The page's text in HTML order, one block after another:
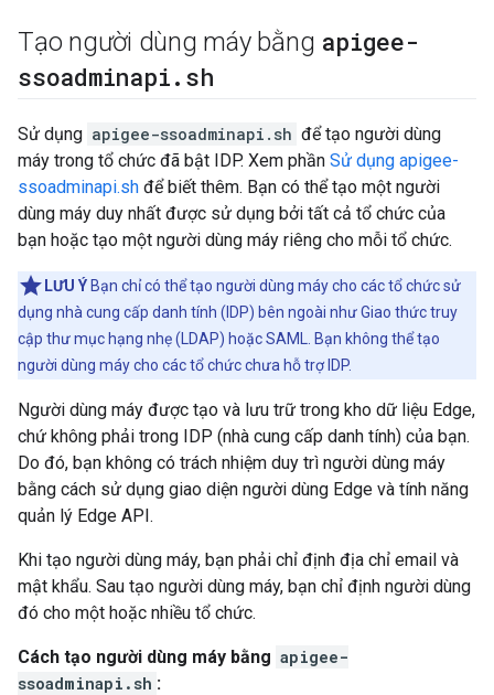
Tạo người dùng máy bằng apigee-
ssoadminapi. sh
Sử dụng apigee-ssoadminapi.sh để tạo người dùng
máy trong tổ chức đã bật IDP. Xem phần Sử dụng apigee-
ssoadminapi.sh để biết thêm. Bạn có thể tạo một người
dùng máy duy nhất được sử dụng bởi tất cả tổ chức của
bạn hoặc tạo một người dùng máy riêng cho mỗi tổ chức.
LƯU Ý Bạn chỉ có thể tạo người dùng máy cho các tổ chức sử
dụng nhà cung cấp danh tính (IDP) bên ngoài như Giao thức truy
cập thư mục hạng nhẹ (LDAP) hoặc SAML. Bạn không thể tạo
người dùng máy cho các tổ chức chưa hỗ trợ IDP.
Người dùng máy được tạo và lưu trữ trong kho dữ liệu Edge,
chứ không phải trong IDP (nhà cung cấp danh tính) của bạn.
Do đó, bạn không có trách nhiệm duy trì người dùng máy
bằng cách sử dụng giao diện người dùng Edge và tính năng
quản lý Edge API.
Khi tạo người dùng máy, bạn phải chỉ định địa chỉ email và
mật khẩu. Sau tạo người dùng máy, bạn chỉ định người dùng
đó cho một hoặc nhiều tổ chức.
Cách tạo người dùng máy bằng apigee-
ssoadminapi.sh :